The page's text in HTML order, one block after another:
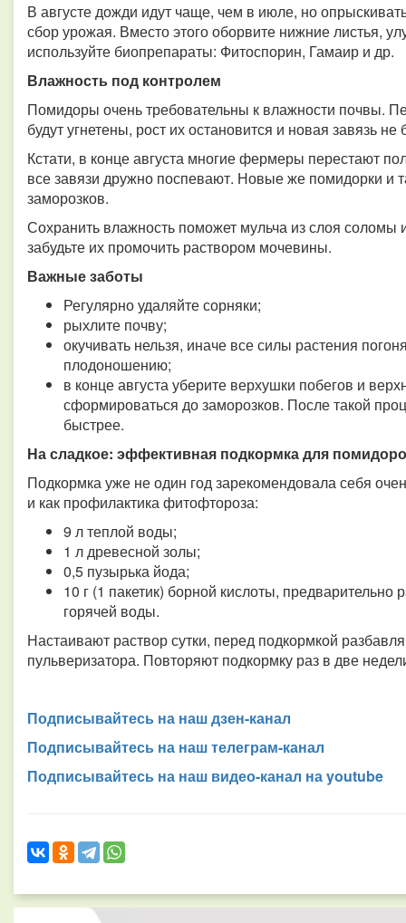
В августе дожди идут чаще, чем в июле, но
сбор урожая. Вместо этого оборвите нижние листья,
используйте биопрепараты: Фитоспорин, Гамаир и др.
Влажность под контролем
Помидоры очень требовательны к влажности почвы.
будут угнетены, рост их остановится и новая завязь
Кстати, в конце августа многие фермеры перестают
все завязи дружно поспевают. Новые же помидорки и
заморозков.
Сохранить влажность поможет мульча из слоя
забудьте их промочить раствором мочевины.
Важные заботы
Регулярно удаляйте сорняки;
рыхлите почву;
окучивать нельзя, иначе все силы растения
плодоношению;
в конце августа уберите верхушки побегов и
сформироваться до заморозков. После такой
быстрее.
На сладкое: эффективная подкормка для
Подкормка уже не один год зарекомендовала себя
и как профилактика фитофтороза:
9 л теплой воды;
1 л древесной золы;
0,5 пузырька йода;
10 г (1 пакетик) борной кислоты,
горячей воды.
Настаивают раствор сутки, перед подкормкой
пульверизатора. Повторяют подкормку раз в две
Подписывайтесь на наш дзен-канал
Подписывайтесь на наш телеграм-канал
Подписывайтесь на наш видео-канал на youtube